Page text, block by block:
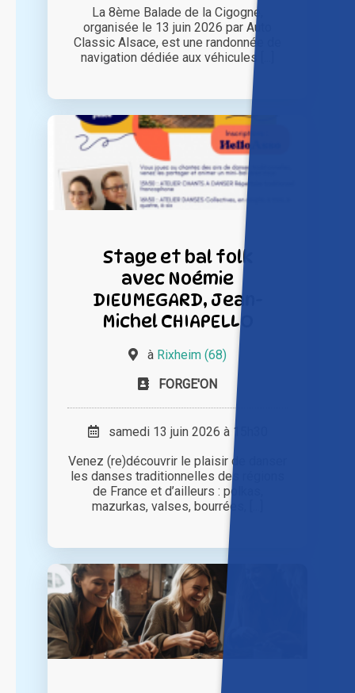
La 8ème Balade de la Cigogne,
organisée le 13 juin 2026 par Auto
Classic Alsace, est une randonnée de
navigation dédiée aux véhicules [...]
Stage et bal folk
avec Noémie
DIEUMEGARD, Jean-
Michel CHIAPELLO
à Rixheim (68)
FORGE'ON
samedi 13 juin 2026 à 15h30
Venez (re)découvrir le plaisir de danser
les danses traditionnelles des régions
de France et d’ailleurs : polkas,
mazurkas, valses, bourrées, [...]